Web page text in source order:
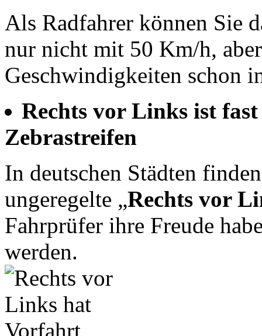
Als Radfahrer können Sie
nur nicht mit 50 Km/h,
Geschwindigkeiten schon
Rechts vor Links ist
Zebrastreifen
In deutschen Städten
ungeregelte „Rechts vor
Fahrprüfer ihre Freude
werden.